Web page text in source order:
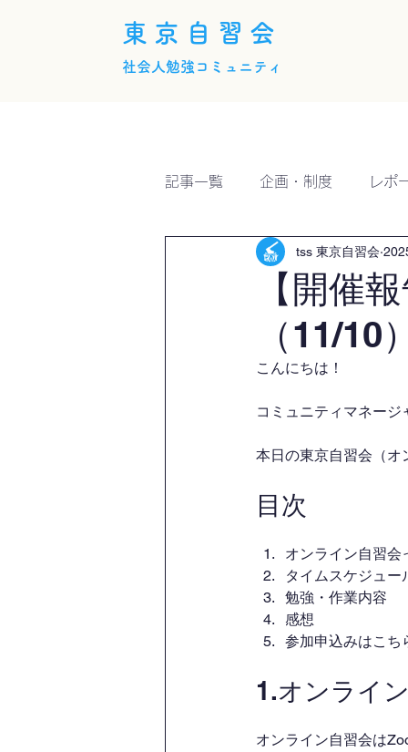
東京自習会
社会人勉強コミュニティ
記事一覧 企画・制度 レポ
【開催
（11/
tss 東京自習会
こんにちは！
コミュニティマネー
本日の東京自習会（オ
目次
オンライン自習会
タイムスケジュー
勉強・作業内容
感想
参加申込みはこち
1.オンライ
オンライン自習会は